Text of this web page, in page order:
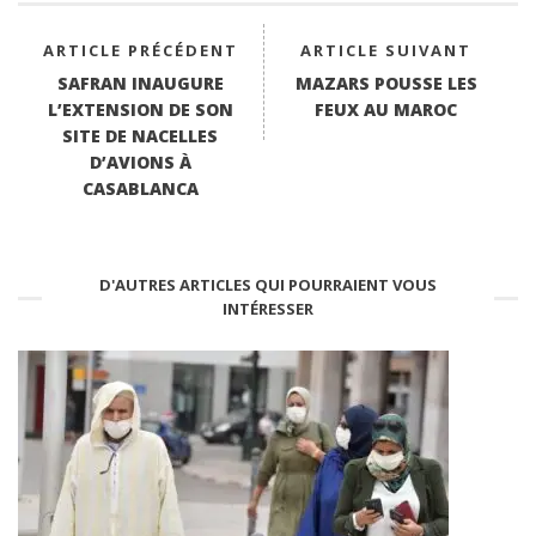
ARTICLE PRÉCÉDENT
SAFRAN INAUGURE
L’EXTENSION DE SON
SITE DE NACELLES
D’AVIONS À
CASABLANCA
ARTICLE SUIVANT
MAZARS POUSSE LES
FEUX AU MAROC
D'AUTRES ARTICLES QUI POURRAIENT VOUS
INTÉRESSER